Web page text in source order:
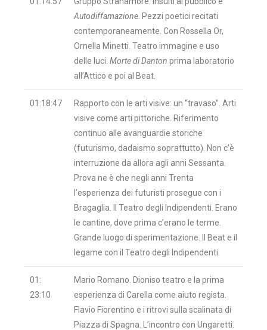
Autodiffamazione . Pezzi poetici recitati
contemporaneamente. Con Rossella Or,
Ornella Minetti. Teatro immagine e uso
delle luci. Morte di Danton prima laboratorio
all’Attico e poi al Beat.
01:18:47
Rapporto con le arti visive: un “travaso”. Arti
visive come arti pittoriche. Riferimento
continuo alle avanguardie storiche
(futurismo, dadaismo soprattutto). Non c’è
interruzione da allora agli anni Sessanta.
Prova ne è che negli anni Trenta
l’esperienza dei futuristi prosegue con i
Bragaglia. Il Teatro degli Indipendenti. Erano
le cantine, dove prima c’erano le terme.
Grande luogo di sperimentazione. Il Beat e il
legame con il Teatro degli Indipendenti.
01:
23:10
Mario Romano. Dioniso teatro e la prima
esperienza di Carella come aiuto regista.
Flavio Fiorentino e i ritrovi sulla scalinata di
Piazza di Spagna. L’incontro con Ungaretti.